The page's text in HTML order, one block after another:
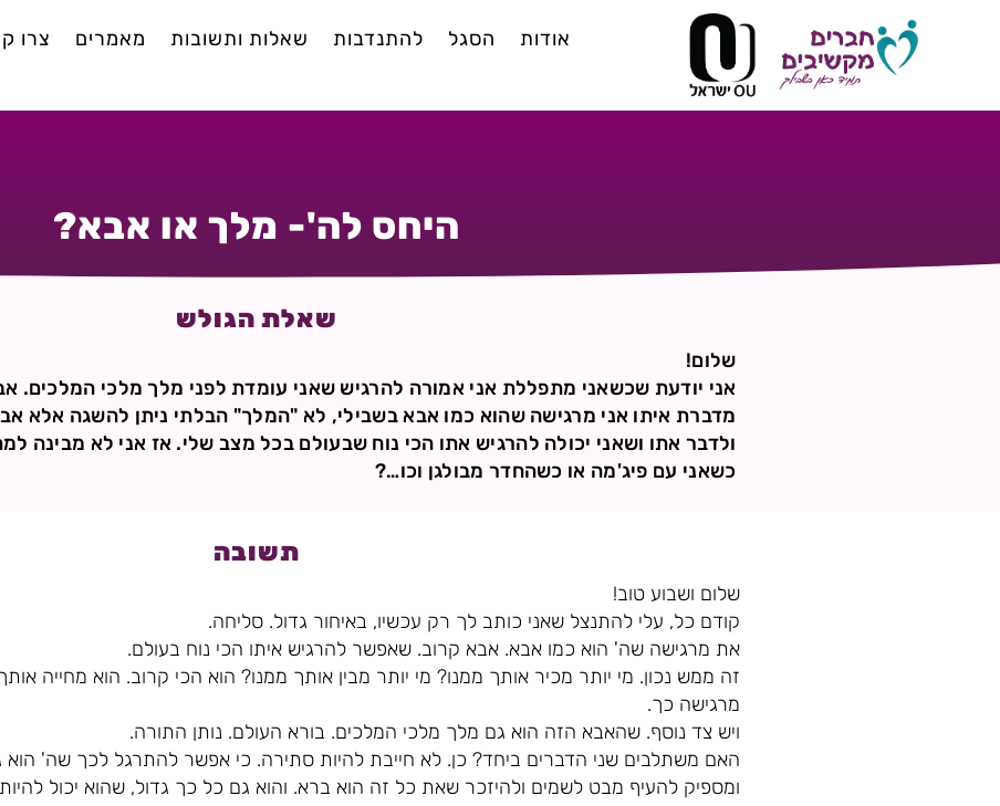
אודות הסגל להתנדבות שאלות ותשובות מאמרים צרו
היחס לה'- מלך או אבא?
שאלת הגולש
שלום!
אני יודעת שכשאני מתפללת אני אמורה להרגיש שאני עומדת לפני מלך מלכי המלכים.
מדברת איתו אני מרגישה שהוא כמו אבא בשבילי, לא "המלך" הבלתי ניתן להשגה אלא
ולדבר אתו ושאני יכולה להרגיש אתו הכי נוח שבעולם בכל מצב שלי. אז אני לא מבינה
כשאני עם פיג'מה או כשהחדר מבולגן וכו…?
תשובה
שלום ושבוע טוב!
קודם כל, עלי להתנצל שאני כותב לך רק עכשיו, באיחור גדול. סליחה.
את מרגישה שה' הוא כמו אבא. אבא קרוב. שאפשר להרגיש איתו הכי נוח בעולם.
זה ממש נכון. מי יותר מכיר אותך ממנו? מי יותר מבין אותך ממנו? הוא הכי קרוב. הוא מחייה
מרגישה כך.
ויש צד נוסף. שהאבא הזה הוא גם מלך מלכי המלכים. בורא העולם. נותן התורה.
האם משתלבים שני הדברים ביחד? כן. לא חייבת להיות סתירה. כי אפשר להתרגל לכך שה' הוא
ומספיק להעיף מבט לשמים ולהיזכר שאת כל זה הוא ברא. והוא גם כל כך גדול, שהוא יכול